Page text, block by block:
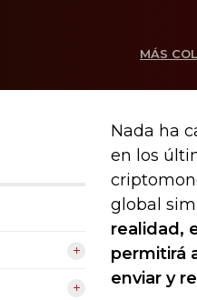
MÁS
Nada ha
en los
global
realidad,
permitirá
enviar y